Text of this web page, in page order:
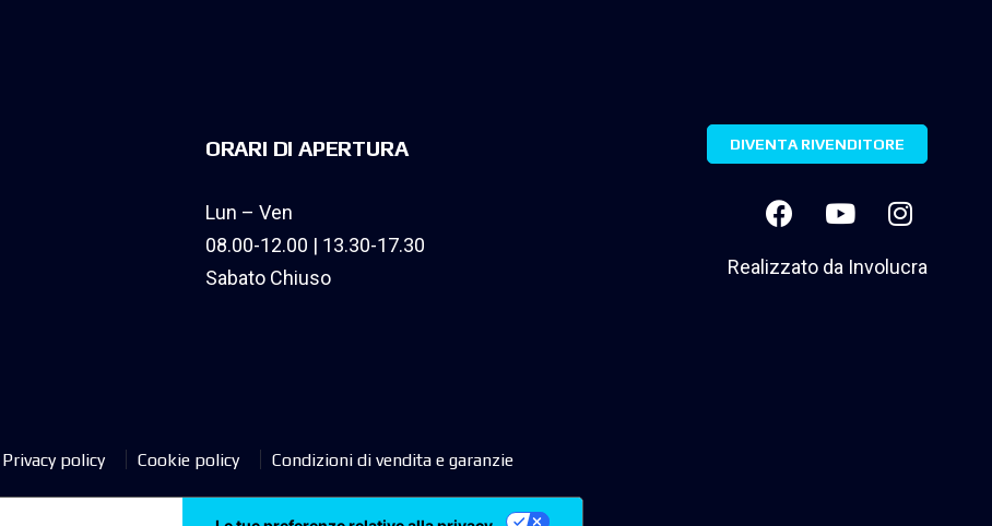
ORARI DI APERTURA
Lun – Ven
08.00-12.00 | 13.30-17.30
Sabato Chiuso
DIVENTA RIVENDITORE
Realizzato da Involucra
Privacy policy Cookie policy Condizioni di vendita e garanzie